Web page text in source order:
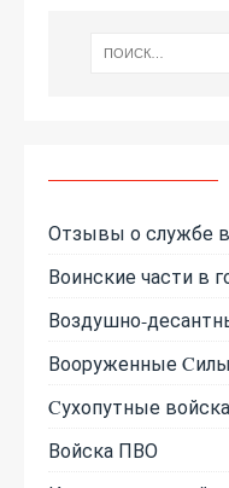
Отзывы о службе
Воинские части в
Воздушно-
Вооруженные Cилы
Cухопутные войска
Войска ПВО